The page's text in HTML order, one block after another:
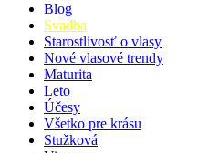
Blog
Svadba
Starostlivosť o vlasy
Nové vlasové trendy
Maturita
Leto
Účesy
Všetko pre krásu
Stužková